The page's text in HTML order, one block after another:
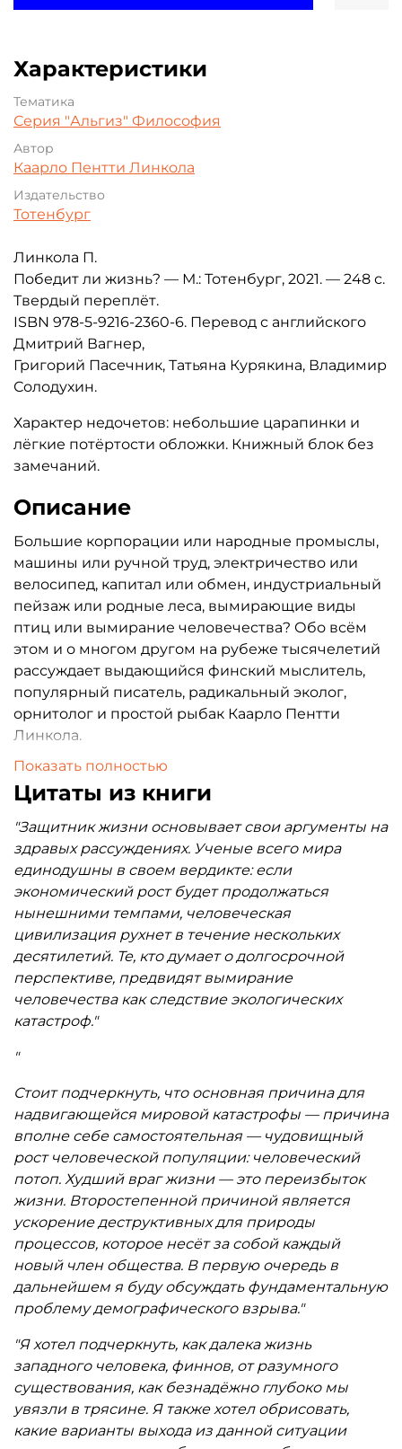
Характеристики
Тематика
Серия "Альгиз" Философия
Автор
Каарло Пентти Линкола
Издательство
Тотенбург
Линкола П.
Победит ли жизнь? — М.: Тотенбург, 2021. — 248 с.
Твердый переплёт.
ISBN 978-5-9216-2360-6. Перевод с английского
Дмитрий Вагнер,
Григорий Пасечник, Татьяна Курякина, Владимир
Солодухин.
Характер недочетов: небольшие царапинки и
лёгкие потёртости обложки. Книжный блок без
замечаний.
Описание
Большие корпорации или народные промыслы,
машины или ручной труд, электричество или
велосипед, капитал или обмен, индустриальный
пейзаж или родные леса, вымирающие виды
птиц или вымирание человечества? Обо всём
этом и о многом другом на рубеже тысячелетий
рассуждает выдающийся финский мыслитель,
популярный писатель, радикальный эколог,
орнитолог и простой рыбак Каарло Пентти
Линкола.
Показать полностью
Цитаты из книги
"Защитник жизни основывает свои аргументы на
здравых рассуждениях. Ученые всего мира
единодушны в своем вердикте: если
экономический рост будет продолжаться
нынешними темпами, человеческая
цивилизация рухнет в течение нескольких
десятилетий. Те, кто думает о долгосрочной
перспективе, предвидят вымирание
человечества как следствие экологических
катастроф."
"
Стоит подчеркнуть, что основная причина для
надвигающейся мировой катастрофы — причина
вполне себе самостоятельная — чудовищный
рост человеческой популяции: человеческий
потоп. Худший враг жизни — это переизбыток
жизни. Второстепенной причиной является
ускорение деструктивных для природы
процессов, которое несёт за собой каждый
новый член общества. В первую очередь в
дальнейшем я буду обсуждать фундаментальную
проблему демографического взрыва."
"Я хотел подчеркнуть, как далека жизнь
западного человека, финнов, от разумного
существования, как безнадёжно глубоко мы
увязли в трясине. Я также хотел обрисовать,
какие варианты выхода из данной ситуации